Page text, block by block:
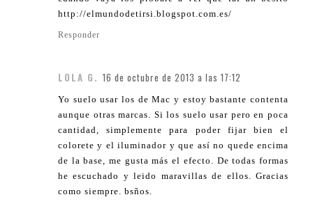
http://elmundodetirsi.blogspot.com.es/
Responder
LOLA G. 16 de octubre de 2013 a las 17:12
Yo suelo usar los de Mac y estoy bastante contenta
aunque otras marcas. Si los suelo usar pero en poca
cantidad, simplemente para poder fijar bien el
colorete y el iluminador y que así no quede encima
de la base, me gusta más el efecto. De todas formas
he escuchado y leido maravillas de ellos. Gracias
como siempre. bsños.